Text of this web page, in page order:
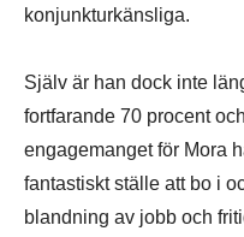
konjunkturkänsliga.
Själv är han dock inte
fortfarande 70 procent
engagemanget för Mora
fantastiskt ställe att bo i
blandning av jobb och